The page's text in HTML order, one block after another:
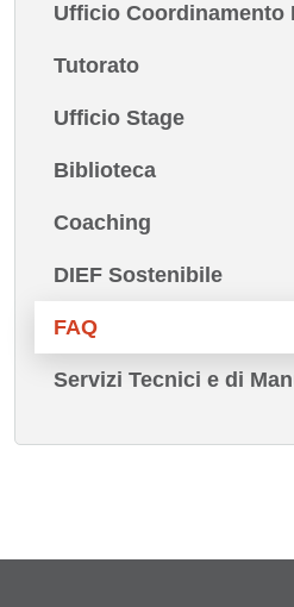
Ufficio Coordinamento
Tutorato
Ufficio Stage
Biblioteca
Coaching
DIEF Sostenibile
FAQ
Servizi Tecnici e di